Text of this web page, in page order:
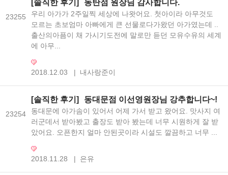
23255
[솔직한 후기] 동탄점 원장님 감사합니다.
우리 아가가 2주일찍 세상에 나왓어요. 첫아이라 아무것도
모르는 초보엄마 아빠에게 큰 선물로다가왔던 아가였는데 ..
출산의아픔이 채 가시기도전에 말로만 듣던 모유수유의 세계
에 아무...
2018.12.03 | 내사랑준이
23254
[솔직한 후기] 동대문점 이선영원장님 강추합니다~!
동대문에 아가솜이 있어서 어제 가서 받고 왔어요. 맛사지 여
러군데서 받아봤고 출장도 받아 봤는데 너무 시원하게 잘 받
았어요. 오픈한지 얼마 안된곳이라 시설도 깔끔하고 너무 ...
2018.11.28 | 은유